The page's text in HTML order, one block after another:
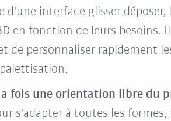
d'une interface glisser-
en fonction de leurs besoins.
de personnaliser rapidement
fois une orientation libre du
s'adapter à toutes les